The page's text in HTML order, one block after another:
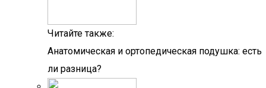
Читайте также:
Анатомическая и ортопедическая подушка: есть
ли разница?